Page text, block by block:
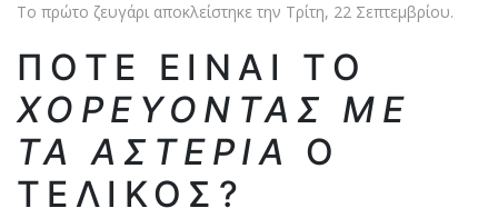
Το πρώτο ζευγάρι αποκλείστηκε την Τρίτη, 22 Σεπτεμβρίου.
ΠΌΤΕ ΕΊΝΑΙ ΤΟ
ΧΟΡΕΎΟΝΤΑΣ ΜΕ
ΤΑ ΑΣΤΈΡΙΑ Ο
ΤΕΛΙΚΌΣ?